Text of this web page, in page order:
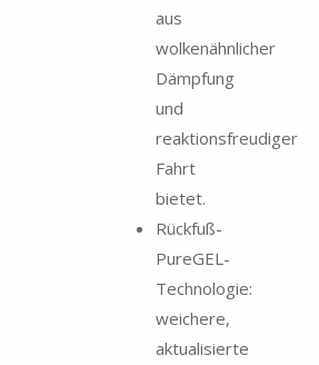
aus
wolkenähnlicher
Dämpfung
und
reaktionsfreudiger
Fahrt
bietet.
Rückfuß-
PureGEL-
Technologie:
weichere,
aktualisierte